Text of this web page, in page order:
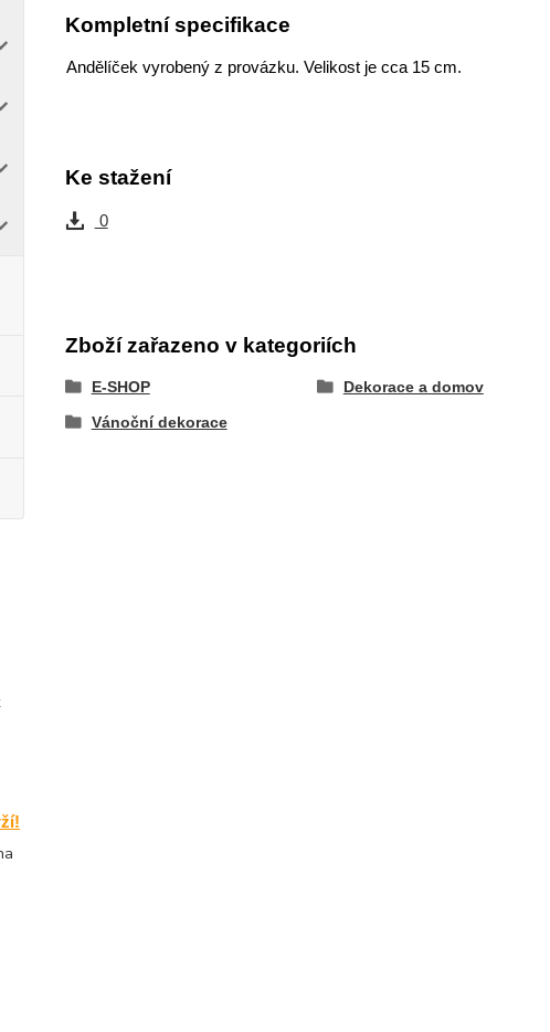
Kompletní specifikace
Andělíček vyrobený z provázku. Velikost je cca 15 cm.
Ke stažení
0
Zboží zařazeno v kategoriích
E-SHOP Dekorace a domov
Vánoční dekorace